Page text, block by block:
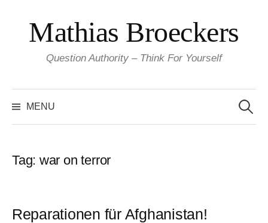
content
Mathias Broeckers
Question Authority – Think For Yourself
MENU
for:
Tag: war on terror
Reparationen für Afghanistan!